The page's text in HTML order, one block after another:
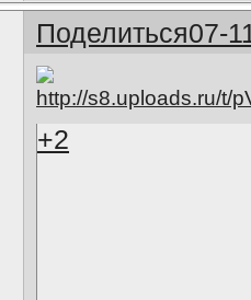
Поделиться07-
+2